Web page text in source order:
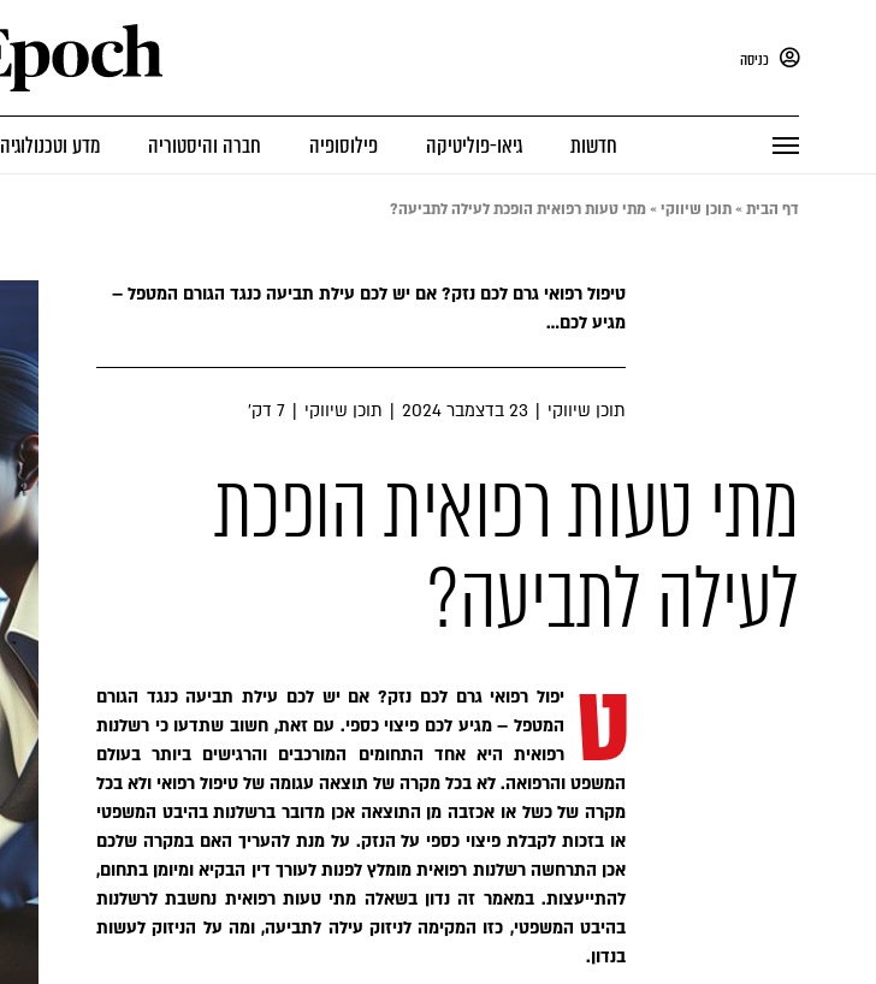
כניסה
חדשות גיאו-פוליטיקה פילוסופיה חברה והיסטוריה מדע וטכנולוגיה
דף הבית»תוכן שיווקי»מתי טעות רפואית הופכת לעילה לתביעה?
טיפול רפואי גרם לכם נזק? אם יש לכם עילת תביעה כנגד הגורם המטפל –
מגיע לכם…
תוכן שיווקי | 23 בדצמבר 2024 | תוכן שיווקי | 7 דק׳
מתי טעות רפואית הופכת
לעילה לתביעה?
ט
יפול רפואי גרם לכם נזק? אם יש לכם עילת תביעה כנגד הגורם
המטפל – מגיע לכם פיצוי כספי. עם זאת, חשוב שתדעו כי רשלנות
רפואית היא אחד התחומים המורכבים והרגישים ביותר בעולם
המשפט והרפואה. לא בכל מקרה של תוצאה עגומה של טיפול רפואי ולא בכל
מקרה של כשל או אכזבה מן התוצאה אכן מדובר ברשלנות בהיבט המשפטי
או בזכות לקבלת פיצוי כספי על הנזק. על מנת להעריך האם במקרה שלכם
אכן התרחשה רשלנות רפואית מומלץ לפנות לעורך דין הבקיא ומיומן בתחום,
להתייעצות. במאמר זה נדון בשאלה מתי טעות רפואית נחשבת לרשלנות
בהיבט המשפטי, כזו המקימה לניזוק עילה לתביעה, ומה על הניזוק לעשות
בנדון.